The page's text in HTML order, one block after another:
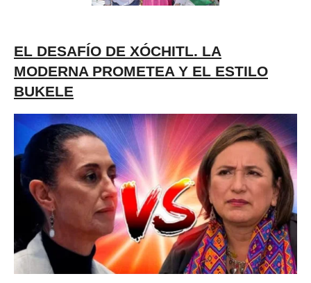
EL DESAFÍO DE XÓCHITL. LA
MODERNA PROMETEA Y EL ESTILO
BUKELE